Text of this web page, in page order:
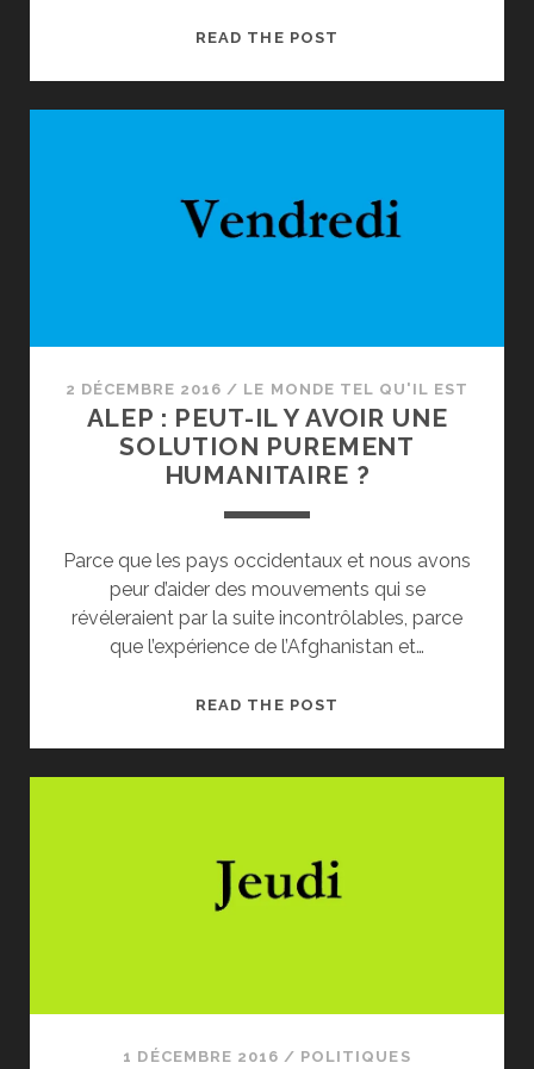
READ THE POST
MAINTENANT
2 DÉCEMBRE 2016 / LE MONDE TEL QU'IL EST
ALEP : PEUT-IL Y AVOIR UNE
SOLUTION PUREMENT
HUMANITAIRE ?
Parce que les pays occidentaux et nous avons
peur d’aider des mouvements qui se
révéleraient par la suite incontrôlables, parce
que l’expérience de l’Afghanistan et…
READ THE POST
UNE
SOLUTION
1 DÉCEMBRE 2016 / POLITIQUES